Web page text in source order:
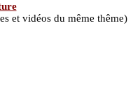
et vidéos du même thême)